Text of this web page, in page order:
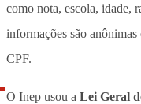
como nota, escola, idade,
informações são
CPF.
O Inep usou a Lei Geral